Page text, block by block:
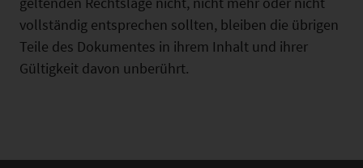
vollständig entsprechen sollten, bleiben die übrigen
Teile des Dokumentes in ihrem Inhalt und ihrer
Gültigkeit davon unberührt.